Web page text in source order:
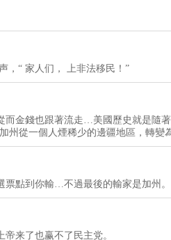
，“ 家人们， 上非法移民！”
而金錢也跟著流走…美國歷史就是隨
州從一個人煙稀少的邊疆地區，轉變
票點到你輸…不過最後的輸家是加州。
来了也赢不了民主党。